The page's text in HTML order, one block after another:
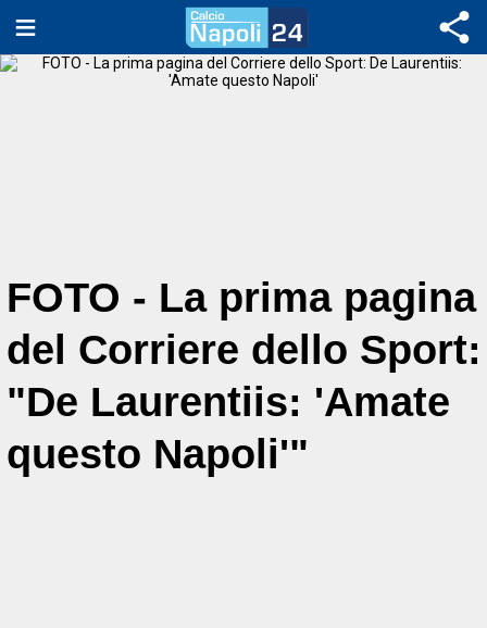
FOTO - La prima pagina
del Corriere dello Sport:
"De Laurentiis: 'Amate
questo Napoli'"